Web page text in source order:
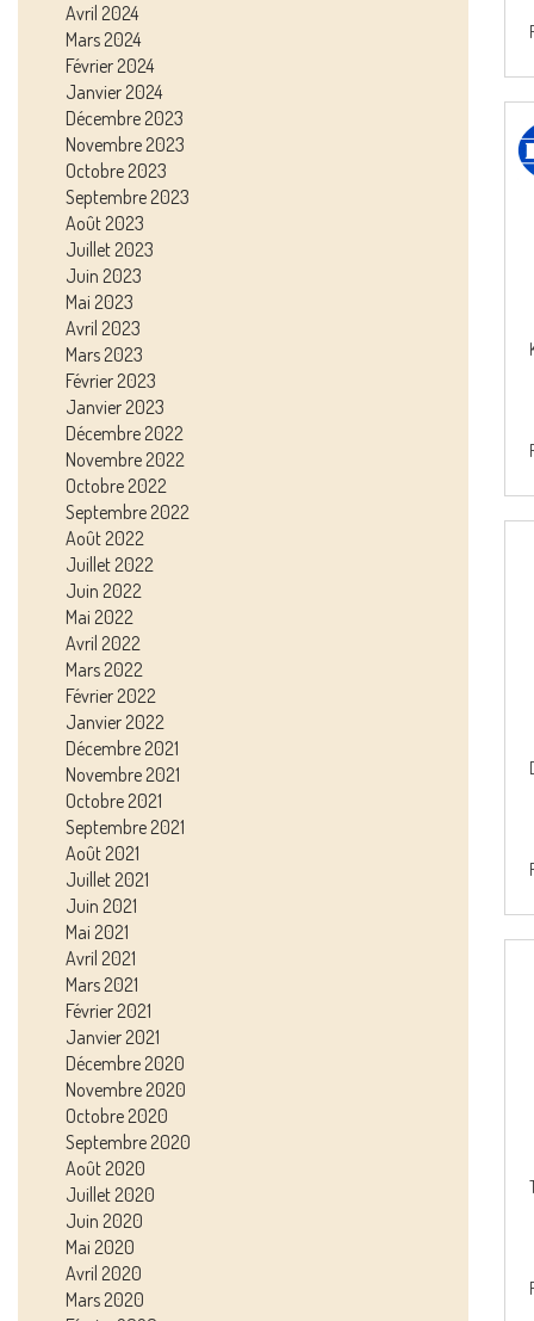
Avril 2024
Mars 2024
Février 2024
Janvier 2024
Décembre 2023
Novembre 2023
Octobre 2023
Septembre 2023
Août 2023
Juillet 2023
Juin 2023
Mai 2023
Avril 2023
Mars 2023
Février 2023
Janvier 2023
Décembre 2022
Novembre 2022
Octobre 2022
Septembre 2022
Août 2022
Juillet 2022
Juin 2022
Mai 2022
Avril 2022
Mars 2022
Février 2022
Janvier 2022
Décembre 2021
Novembre 2021
Octobre 2021
Septembre 2021
Août 2021
Juillet 2021
Juin 2021
Mai 2021
Avril 2021
Mars 2021
Février 2021
Janvier 2021
Décembre 2020
Novembre 2020
Octobre 2020
Septembre 2020
Août 2020
Juillet 2020
Juin 2020
Mai 2020
Avril 2020
Mars 2020